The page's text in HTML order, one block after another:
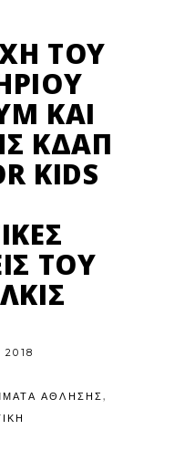
ΤΟΥ
ΚΑΙ
ΚΔΑΠ
KIDS
ΤΟΥ
ΆΘΛΗΣΗΣ,